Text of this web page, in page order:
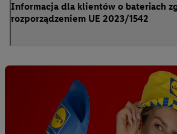
Informacja dla klientów o bateriach
rozporządzeniem UE 2023/1542